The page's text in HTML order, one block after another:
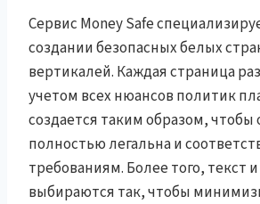
Сервис Money Safe
создании безопасных белых
вертикалей. Каждая страница
учетом всех нюансов политик
создается таким образом, чтобы
полностью легальна и
требованиям. Более того, текст
выбираются так, чтобы